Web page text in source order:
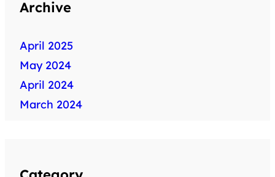
Archive
April 2025
May 2024
April 2024
March 2024